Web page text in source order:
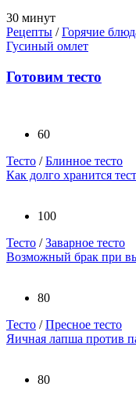
30 минут
Рецепты /Горячие
Гусиный омлет
Готовим тесто
60
Тесто /Блинное тесто
Как долго хранится
100
Тесто /Заварное тесто
Возможный брак при
80
Тесто /Пресное тесто
Яичная лапша против
80